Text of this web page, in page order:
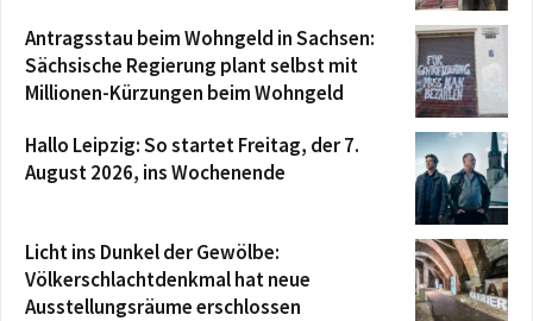
Antragsstau beim Wohngeld in Sachsen:
Sächsische Regierung plant selbst mit
Millionen-Kürzungen beim Wohngeld
Hallo Leipzig: So startet Freitag, der 7.
August 2026, ins Wochenende
Licht ins Dunkel der Gewölbe:
Völkerschlachtdenkmal hat neue
Ausstellungsräume erschlossen